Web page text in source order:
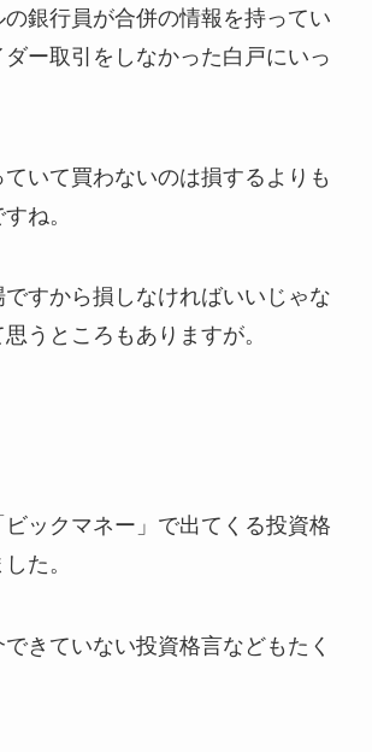
銀行員が合併の情報を持ってい
ー取引をしなかった白戸にいっ
いて買わないのは損するよりも
ね。
すから損しなければいいじゃな
うところもありますが。
ックマネー」で出てくる投資格
た。
きていない投資格言などもたく